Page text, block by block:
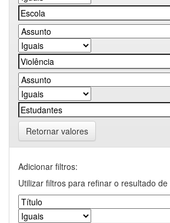
Retornar valores
Adicionar filtros:
Utilizar filtros para refinar o resultado de